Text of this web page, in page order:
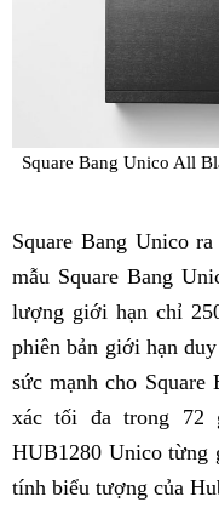
Square Bang Unico All
Square Bang Unico
mẫu Square Bang
lượng giới hạn chỉ
phiên bản giới hạn
sức mạnh cho
xác tối đa trong 72
HUB1280 Unico từng
tính biểu tượng của